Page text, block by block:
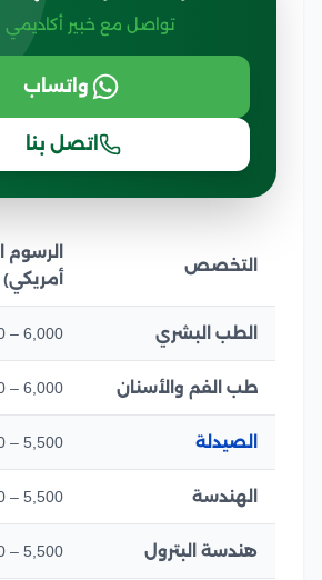
تواصل مع خبير أكاديمي
واتساب
اتصل بنا
التخصص
الرسوم
أمريكي)
الطب البشري 6,000 – 8,000
طب الفم والأسنان 6,000 – 8,000
الصيدلة 5,500 – 6,500
الهندسة 5,500 – 6,500
هندسة البترول 5,500 – 6,500